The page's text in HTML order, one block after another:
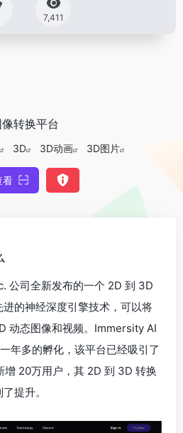
7,411
转换平台
3D 3D动画 3D图片
看
公司全新发布的一个 2D 到 3D
的神经深度引擎技术，可以将
动态图像和视频。Immersity AI
年多的孵化，该平台已经吸引了
20万用户，其 2D 到 3D 转换
提升。